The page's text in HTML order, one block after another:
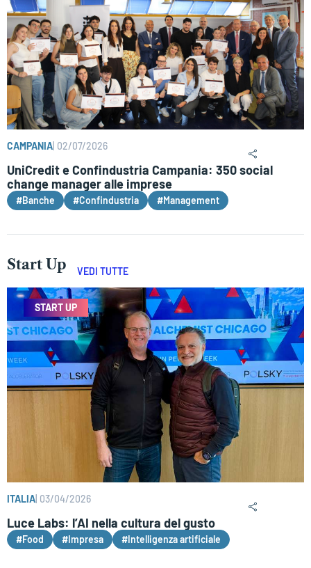
CAMPANIA 02/07/2026
UniCredit e Confindustria Campania: 350 social
change manager alle imprese
#Banche #Confindustria #Management
Start Up VEDI TUTTE
START UP
ITALIA 03/04/2026
Luce Labs: l’AI nella cultura del gusto
#Food #Impresa #Intelligenza artificiale